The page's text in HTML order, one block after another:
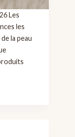
Les
les
la peau